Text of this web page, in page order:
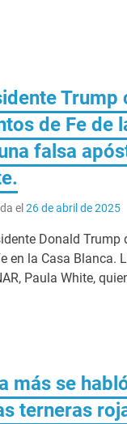
Trump
de Fe de
falsa
el26 de abril de 2025
Donald
en la Casa Blanca.
Paula White,
más se
terneras